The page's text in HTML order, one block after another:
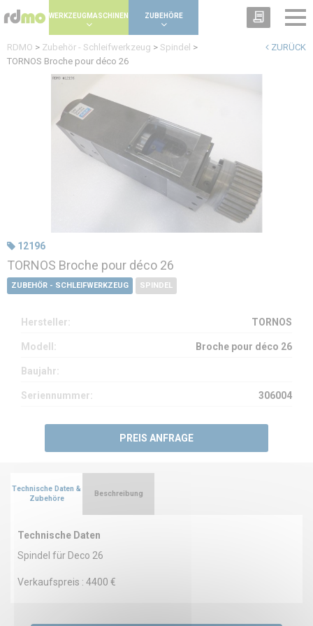
WERKZEUGMASCHINEN ZUBEHÖRE
ZURÜCK
RDMO > Zubehör - Schleifwerkzeug > Spindel >
TORNOS Broche pour déco 26
12196
TORNOS Broche pour déco 26
ZUBEHÖR - SCHLEIFWERKZEUG SPINDEL
Hersteller: TORNOS
Modell: Broche pour déco 26
Baujahr:
Seriennummer: 306004
PREIS ANFRAGE
Technische Daten &
Zubehöre
Technische Daten
Spindel für Deco 26
Verkaufspreis : 4400 €
Beschreibung